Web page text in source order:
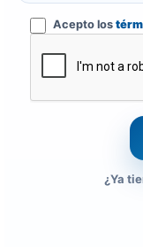
Acepto los
¿Ya